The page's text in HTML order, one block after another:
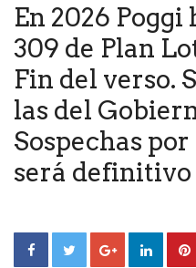
En 2026 Poggi
309 de Plan
Fin del verso.
las del
Sospechas
será definitivo